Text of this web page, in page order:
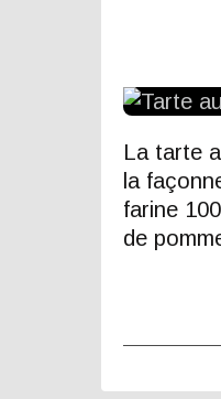
La tarte
la
farine
de